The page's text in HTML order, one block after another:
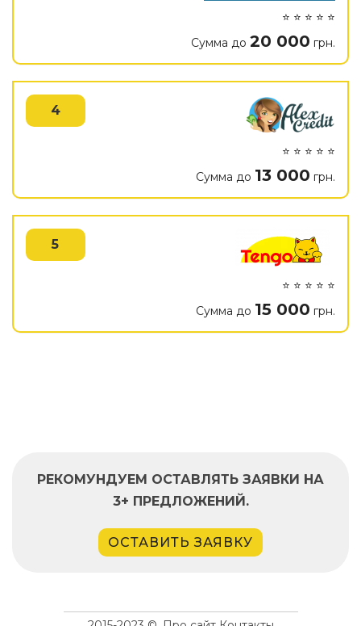
⭐ ⭐ ⭐ ⭐ ⭐
Сумма до 20 000 грн.
4
⭐ ⭐ ⭐ ⭐ ⭐
Сумма до 13 000 грн.
5
⭐ ⭐ ⭐ ⭐ ⭐
Сумма до 15 000 грн.
РЕКОМУНДУЕМ ОСТАВЛЯТЬ ЗАЯВКИ НА
3+ ПРЕДЛОЖЕНИЙ.
ОСТАВИТЬ ЗАЯВКУ